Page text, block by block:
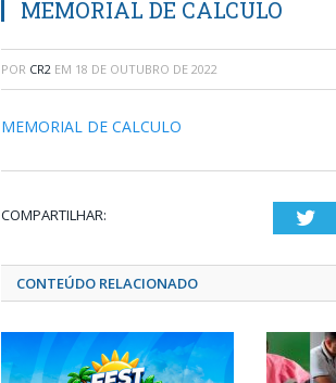
MEMORIAL DE CALCULO
POR CR2 EM 18 DE OUTUBRO DE 2022
MEMORIAL DE CALCULO
COMPARTILHAR:
CONTEÚDO RELACIONADO